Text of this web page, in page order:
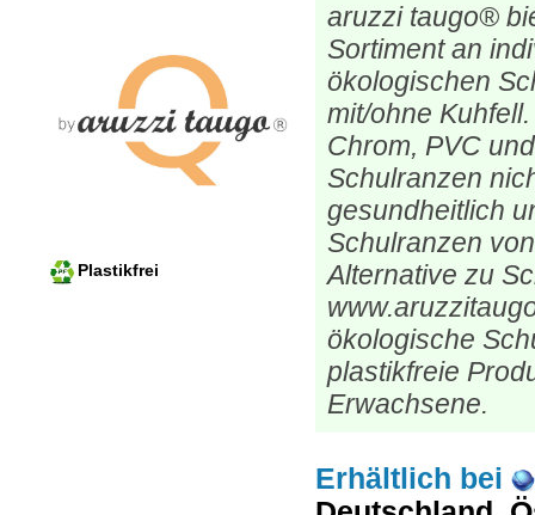
Plastikfrei
aruzzi taugo®
Sortiment an
ökologischen
mit/ohne
Chrom, PVC
Schulranzen
gesundheitlich
Schulranzen
Alternative zu
ökologische
plastikfreie
Erwachsene.
Erhältlich bei